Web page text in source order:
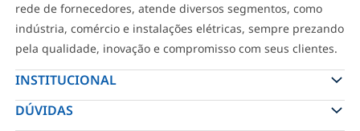
rede de fornecedores, atende diversos segmentos, como
indústria, comércio e instalações elétricas, sempre prezando
pela qualidade, inovação e compromisso com seus clientes.
INSTITUCIONAL
DÚVIDAS